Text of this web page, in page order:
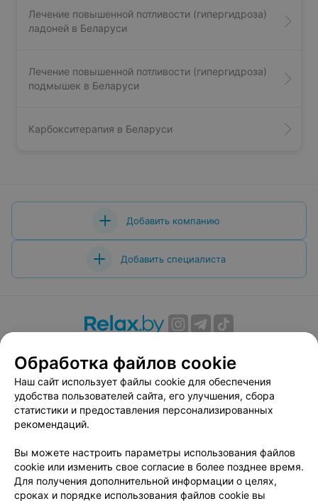
Лечение повышенной потливости (гипергидроза)
ладоней в Беларуси
Лечение повышенной потливости (гипергидроза)
подмышек в Беларуси
Карбокситерапия в Беларуси
Добавить компанию
Добавить специалиста
Вакансии
Публичный договор
Способы оплаты
Публичный договор по использованию сервиса
«Афиша»
Пользовательское соглашение
Связаться по вопросам сотрудничества
Написать руководителю relax.by
Обработка файлов cookie
Наш сайт использует файлы cookie для обеспечения
удобства пользователей сайта, его улучшения, сбора
статистики и предоставления персонализированных
рекомендаций.
Вы можете настроить параметры использования файлов
cookie или изменить свое согласие в более позднее время.
Для получения дополнительной информации о целях,
сроках и порядке использования файлов cookie вы